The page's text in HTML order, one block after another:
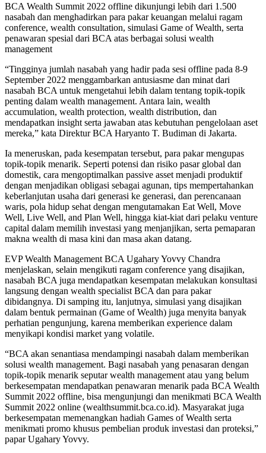
BCA Wealth Summit 2022 offline dikunjungi lebih dari 1.500
nasabah dan menghadirkan para pakar keuangan melalui ragam
conference, wealth consultation, simulasi Game of Wealth, serta
penawaran spesial dari BCA atas berbagai solusi wealth
management
“Tingginya jumlah nasabah yang hadir pada sesi offline pada 8-9
September 2022 menggambarkan antusiasme dan minat dari
nasabah BCA untuk mengetahui lebih dalam tentang topik-topik
penting dalam wealth management. Antara lain, wealth
accumulation, wealth protection, wealth distribution, dan
mendapatkan insight serta jawaban atas kebutuhan pengelolaan aset
mereka,” kata Direktur BCA Haryanto T. Budiman di Jakarta.
Ia meneruskan, pada kesempatan tersebut, para pakar mengupas
topik-topik menarik. Seperti potensi dan risiko pasar global dan
domestik, cara mengoptimalkan passive asset menjadi produktif
dengan menjadikan obligasi sebagai agunan, tips mempertahankan
keberlanjutan usaha dari generasi ke generasi, dan perencanaan
waris, pola hidup sehat dengan mengutamakan Eat Well, Move
Well, Live Well, and Plan Well, hingga kiat-kiat dari pelaku venture
capital dalam memilih investasi yang menjanjikan, serta pemaparan
makna wealth di masa kini dan masa akan datang.
EVP Wealth Management BCA Ugahary Yovvy Chandra
menjelaskan, selain mengikuti ragam conference yang disajikan,
nasabah BCA juga mendapatkan kesempatan melakukan konsultasi
langsung dengan wealth specialist BCA dan para pakar
dibidangnya. Di samping itu, lanjutnya, simulasi yang disajikan
dalam bentuk permainan (Game of Wealth) juga menyita banyak
perhatian pengunjung, karena memberikan experience dalam
menyikapi kondisi market yang volatile.
“BCA akan senantiasa mendampingi nasabah dalam memberikan
solusi wealth management. Bagi nasabah yang penasaran dengan
topik-topik menarik seputar wealth management atau yang belum
berkesempatan mendapatkan penawaran menarik pada BCA Wealth
Summit 2022 offline, bisa mengunjungi dan menikmati BCA Wealth
Summit 2022 online (wealthsummit.bca.co.id). Masyarakat juga
berkesempatan memenangkan hadiah Games of Wealth serta
menikmati promo khusus pembelian produk investasi dan proteksi,”
papar Ugahary Yovvy.